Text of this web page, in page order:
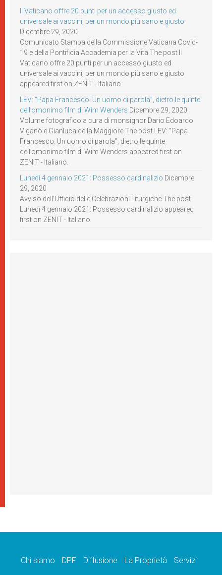
Il Vaticano offre 20 punti per un accesso giusto ed
universale ai vaccini, per un mondo più sano e giusto
Dicembre 29, 2020
Comunicato Stampa della Commissione Vaticana Covid-
19 e della Pontificia Accademia per la Vita The post Il
Vaticano offre 20 punti per un accesso giusto ed
universale ai vaccini, per un mondo più sano e giusto
appeared first on ZENIT - Italiano.
LEV: “Papa Francesco. Un uomo di parola”, dietro le quinte
dell’omonimo film di Wim Wenders Dicembre 29, 2020
Volume fotografico a cura di monsignor Dario Edoardo
Viganò e Gianluca della Maggiore The post LEV: “Papa
Francesco. Un uomo di parola”, dietro le quinte
dell’omonimo film di Wim Wenders appeared first on
ZENIT - Italiano.
Lunedì 4 gennaio 2021: Possesso cardinalizio Dicembre
29, 2020
Avviso dell’Ufficio delle Celebrazioni Liturgiche The post
Lunedì 4 gennaio 2021: Possesso cardinalizio appeared
first on ZENIT - Italiano.
Chi siamo DPF Diffusione La Proprietà
Servizi